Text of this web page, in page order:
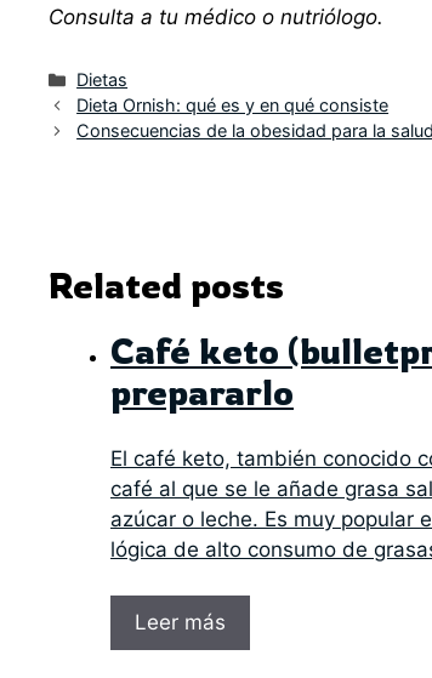
Consulta a tu médico o nutriólogo.
Categorías
Dietas
Dieta Ornish: qué es y en qué consiste
Consecuencias de la obesidad para la salud
Related posts
Café keto
prepararlo
El café keto, también conocido
café al que se le añade grasa
azúcar o leche. Es muy popular
lógica de alto consumo de
Leer más